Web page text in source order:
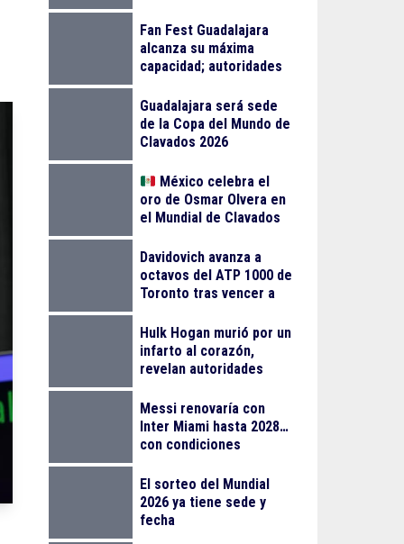
Fan Fest Guadalajara
alcanza su máxima
capacidad; autoridades
Guadalajara será sede
de la Copa del Mundo de
Clavados 2026
México celebra el
oro de Osmar Olvera en
el Mundial de Clavados
Davidovich avanza a
octavos del ATP 1000 de
Toronto tras vencer a
Hulk Hogan murió por un
infarto al corazón,
revelan autoridades
Messi renovaría con
Inter Miami hasta 2028…
con condiciones
El sorteo del Mundial
2026 ya tiene sede y
fecha